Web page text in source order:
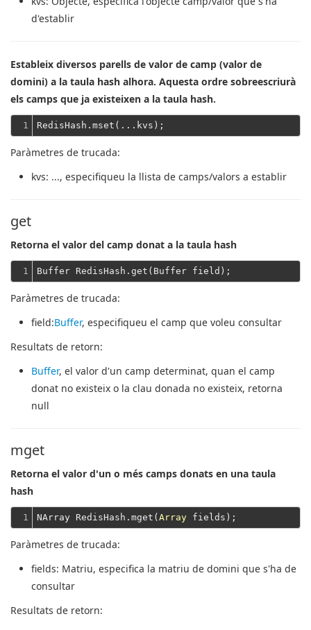
d'establir
Estableix diversos parells de valor de camp (valor de
domini) a la taula hash alhora. Aquesta ordre sobreescriurà
els camps que ja existeixen a la taula hash.
1
Paràmetres de trucada:
kvs: ..., especifiqueu la llista de camps/valors a establir
get
Retorna el valor del camp donat a la taula hash
1
Paràmetres de trucada:
field:Buffer, especifiqueu el camp que voleu consultar
Resultats de retorn:
Buffer, el valor d'un camp determinat, quan el camp
donat no existeix o la clau donada no existeix, retorna
null
mget
Retorna el valor d'un o més camps donats en una taula
hash
1 NArray RedisHash.mget( Array
Paràmetres de trucada:
fields: Matriu, especifica la matriu de domini que s'ha de
consultar
Resultats de retorn: